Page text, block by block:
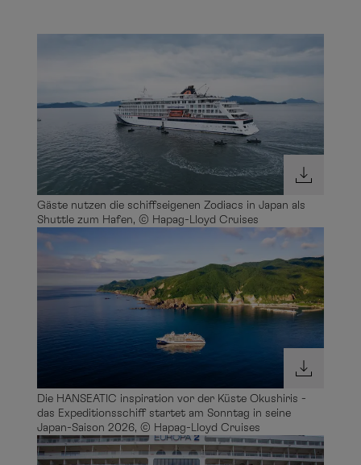
Gäste nutzen die schiffseigenen Zodiacs in Japan als
Shuttle zum Hafen, © Hapag-Lloyd Cruises
Die HANSEATIC inspiration vor der Küste Okushiris -
das Expeditionsschiff startet am Sonntag in seine
Japan-Saison 2026, © Hapag-Lloyd Cruises